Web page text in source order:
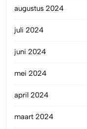
augustus 2024
juli 2024
juni 2024
mei 2024
april 2024
maart 2024